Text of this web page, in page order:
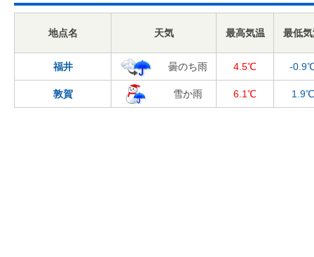
地点名 天気 最高気温 最低
福井 曇のち雨 4.5℃ -
敦賀 雪か雨 6.1℃ 1.9℃